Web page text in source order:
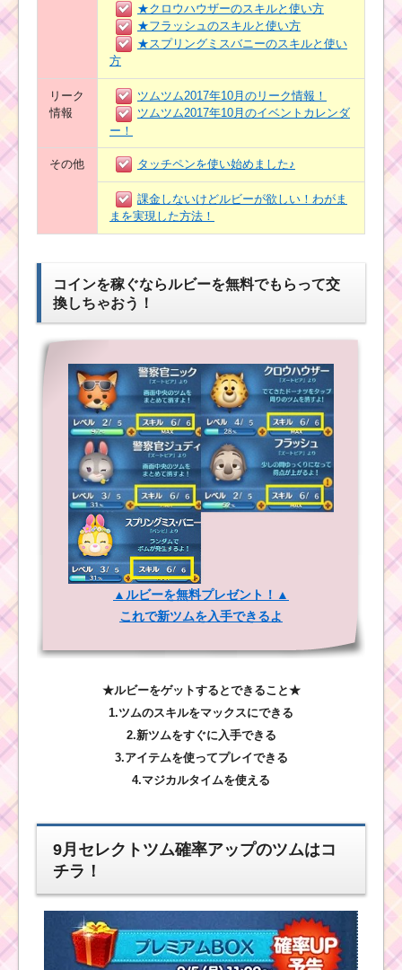
★クロウハウザーのスキルと使い方
★フラッシュのスキルと使い方
★スプリングミスバニーのスキルと使い
方
リーク
情報
ツムツム2017年10月のリーク情報！
ツムツム2017年10月のイベントカレンダ
ー！
その他 タッチペンを使い始めました♪
課金しないけどルビーが欲しい！わがま
まを実現した方法！
コインを稼ぐならルビーを無料でもらって交
換しちゃおう！
▲ルビーを無料プレゼント！▲
これで新ツムを入手できるよ
★ルビーをゲットするとできること★
1.ツムのスキルをマックスにできる
2.新ツムをすぐに入手できる
3.アイテムを使ってプレイできる
4.マジカルタイムを使える
9月セレクトツム確率アップのツムはコ
チラ！